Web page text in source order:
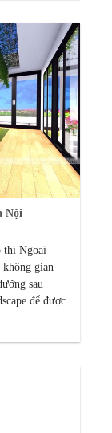
Nội
thị Ngoại
gian
sau
để được